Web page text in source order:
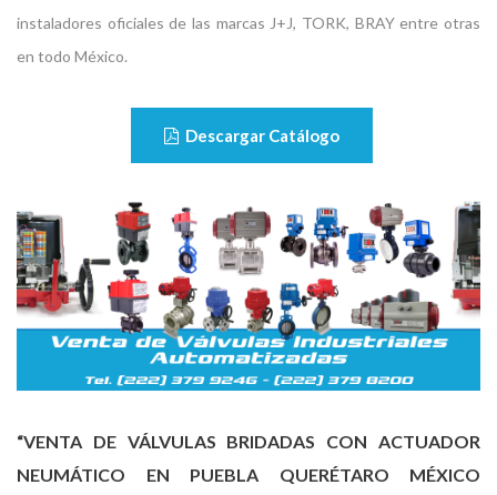
instaladores oficiales de las marcas J+J, TORK, BRAY entre otras
en todo México.
Descargar Catálogo
“VENTA DE VÁLVULAS BRIDADAS CON ACTUADOR
NEUMÁTICO EN PUEBLA QUERÉTARO MÉXICO